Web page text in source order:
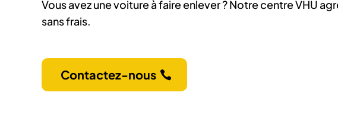
Vous avez une voiture à faire enlever ? Notre centre VHU
sans frais.
Contactez-nous